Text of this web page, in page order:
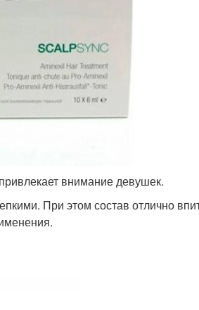
внимание девушек.
При этом состав отлично